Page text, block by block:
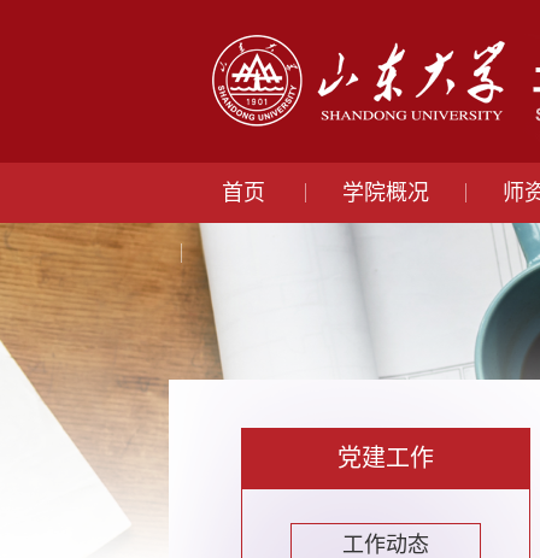
首页 学院概况 师
党建工作
工作动态